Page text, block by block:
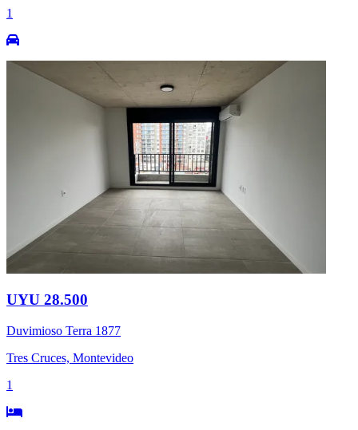
1
UYU 28.500
Duvimioso Terra 1877
Tres Cruces, Montevideo
1